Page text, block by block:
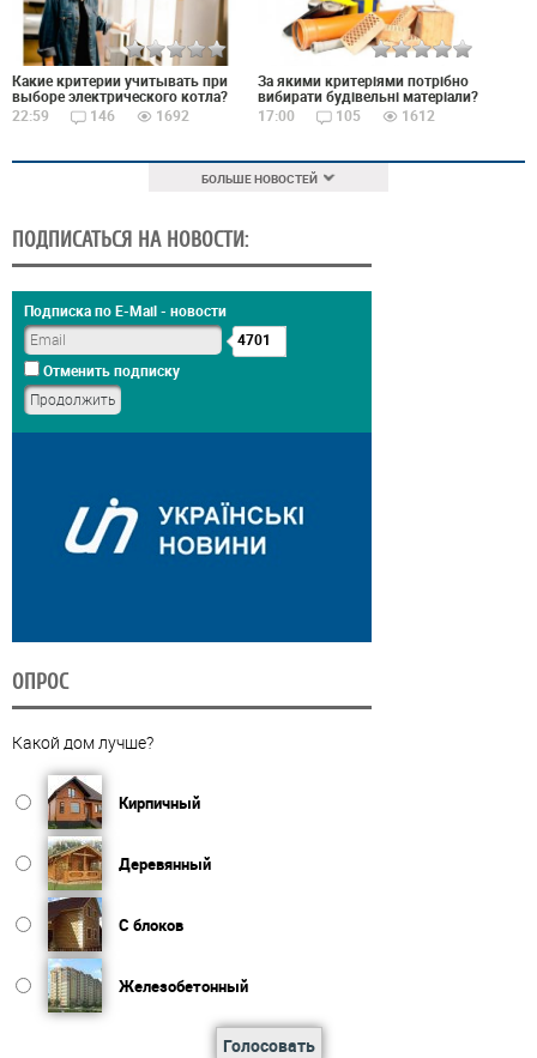
Какие критерии учитывать при
выборе электрического котла?
22:59
146 1692
За якими критеріями потрібно
вибирати будівельні матеріали?
17:00
105 1612
БОЛЬШЕ НОВОСТЕЙ
ПОДПИСАТЬСЯ НА НОВОСТИ:
Подписка по E-Mail - новости
4701
Отменить подписку
ОПРОС
Какой дом лучше?
Кирпичный
Деревянный
С блоков
Железобетонный
Голосовать